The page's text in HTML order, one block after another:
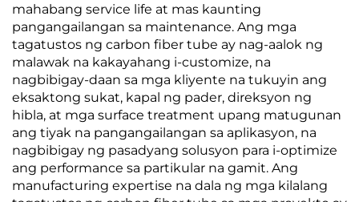
mahabang service life at mas kaunting
pangangailangan sa maintenance. Ang mga
tagatustos ng carbon fiber tube ay nag-aalok ng
malawak na kakayahang i-customize, na
nagbibigay-daan sa mga kliyente na tukuyin ang
eksaktong sukat, kapal ng pader, direksyon ng
hibla, at mga surface treatment upang matugunan
ang tiyak na pangangailangan sa aplikasyon, na
nagbibigay ng pasadyang solusyon para i-optimize
ang performance sa partikular na gamit. Ang
manufacturing expertise na dala ng mga kilalang